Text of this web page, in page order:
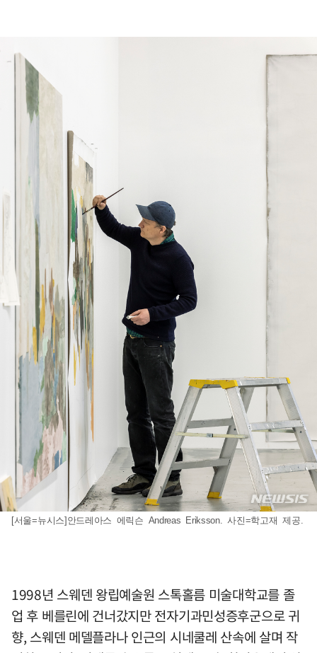
[서울=뉴시스]안드레아스 에릭슨 Andreas Eriksson. 사진=학고재 제공.
1998년 스웨덴 왕립예술원 스톡홀름 미술대학교를 졸
업 후 베를린에 건너갔지만 전자기과민성증후군으로 귀
향, 스웨덴 메델플라나 인근의 시네쿨레 산속에 살며 작